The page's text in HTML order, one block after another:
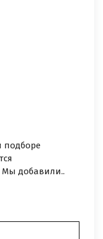
подборе
Мы добавили..